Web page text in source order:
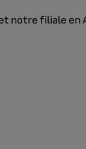
notre filiale en